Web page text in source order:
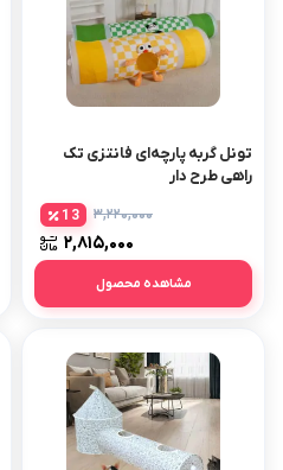
تونل گربه پارچه‌ای فانتزی تک
راهی طرح دار
۳,۲۲۰,۰۰۰
۲,۸۱۵,۰۰۰
13
مشاهده محصول